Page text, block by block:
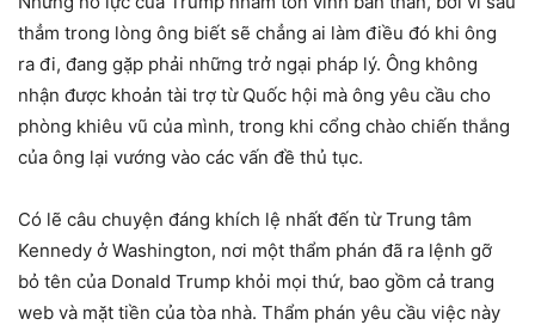
thẳm trong lòng ông biết sẽ chẳng ai làm điều đó khi ông
ra đi, đang gặp phải những trở ngại pháp lý. Ông không
nhận được khoản tài trợ từ Quốc hội mà ông yêu cầu cho
phòng khiêu vũ của mình, trong khi cổng chào chiến thắng
của ông lại vướng vào các vấn đề thủ tục.
Có lẽ câu chuyện đáng khích lệ nhất đến từ Trung tâm
Kennedy ở Washington, nơi một thẩm phán đã ra lệnh gỡ
bỏ tên của Donald Trump khỏi mọi thứ, bao gồm cả trang
web và mặt tiền của tòa nhà. Thẩm phán yêu cầu việc này